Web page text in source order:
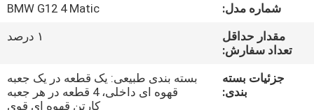
شماره مدل:
BMW G12 4 Matic
مقدار حداقل
تعداد سفارش:
۱ درصد
جزئیات بسته
بندی:
بسته بندی طبیعی: یک قطعه در یک جعبه
قهوه ای داخلی، 4 قطعه در هر جعبه
کارتن قهوه ای قوی